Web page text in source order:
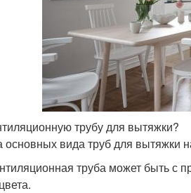
трубу для вытяжки?
вида труб для вытяжки
труба может быть с